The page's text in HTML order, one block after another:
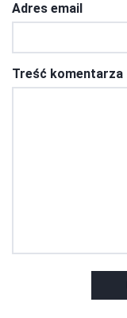
Adres email
Treść komentarza